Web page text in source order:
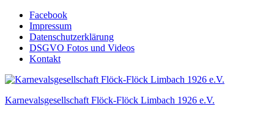
Skip
content
Facebook
Impressum
Datenschutzerklärung
DSGVO Fotos und Videos
Kontakt
Karnevalsgesellschaft Flöck-Flöck Limbach 1926 e.V.